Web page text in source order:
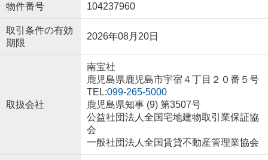
物件番号 104237960
取引条件の有効
期限
2026年08月20日
取扱会社
南宝社
鹿児島県鹿児島市宇宿４丁目２０番５号
TEL:099-265-5000
鹿児島県知事 (9) 第3507号
公益社団法人全国宅地建物取引業保証協
会
一般社団法人全国賃貸不動産管理業協会